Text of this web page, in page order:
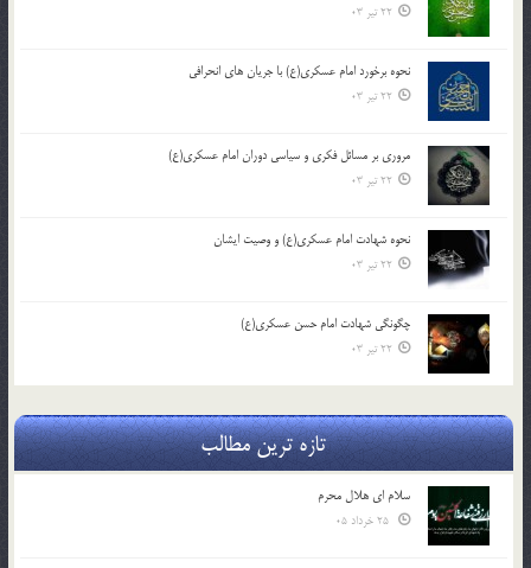
22 تیر 03
نحوه برخورد امام عسکری(ع) با جریان های انحرافی
22 تیر 03
مروری بر مسائل فکری و سیاسی دوران امام عسکری(ع)
22 تیر 03
نحوه شهادت امام عسکری(ع) و وصیت ایشان
22 تیر 03
چگونگی شهادت امام حسن عسکری(ع)
22 تیر 03
تازه ترین مطالب
سلام ای هلال محرم